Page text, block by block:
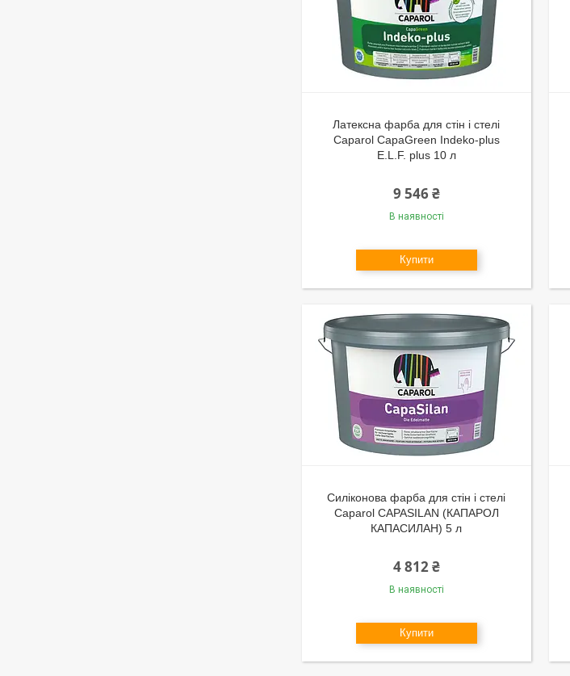
Латексна фарба для стін і стелі
Caparol CapaGreen Indeko-plus
E.L.F. plus 10 л
9 546 ₴
В наявності
Купити
Силіконова фарба для стін і стелі
Caparol CAPASILAN (КАПАРОЛ
КАПАСИЛАН) 5 л
4 812 ₴
В наявності
Купити